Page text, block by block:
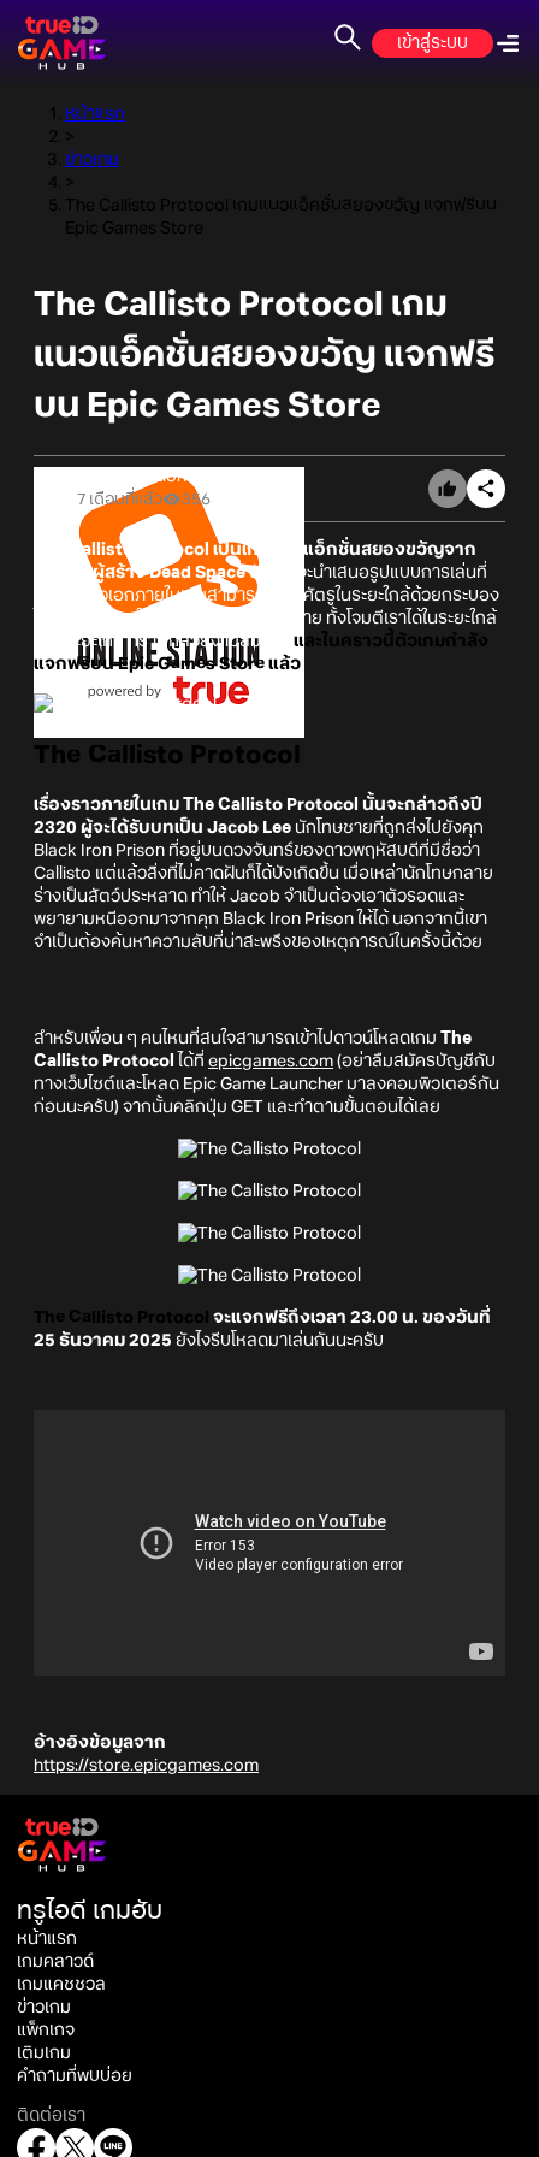
เข้าสู่ระบบ
หน้าแรก
>
ข่าวเกม
>
The Callisto Protocol เกมแนวแอ็คชั่นสยองขวัญ แจกฟรีบน
Epic Games Store
The Callisto Protocol เกม
แนวแอ็คชั่นสยองขวัญ แจกฟรี
บน Epic Games Store
Online Station
7 เดือนที่แล้ว
356
The Callisto Protocol เป็นเกมแนวแอ็กชั่นสยองขวัญจาก
อดีตทีมผู้สร้าง Dead Spaceตัวเกมจะนำเสนอรูปแบบการเล่นที่
ท้าทาย ตัวเอกภายในเกมสามารถโจมตีศัตรูในระยะใกล้ด้วยกระบอง
ไฟฟ้า ศัตรูภายในเกมก็มีความหลากหลาย ทั้งโจมตีเราได้ในระยะใกล้
หรือระยะไกล กราฟิกสวยงามสมจริง และในคราวนี้ตัวเกมกำลัง
แจกฟรีบน Epic Games Store แล้ว
The Callisto Protocol
เรื่องราวภายในเกม The Callisto Protocol นั้นจะกล่าวถึงปี
2320 ผู้จะได้รับบทเป็น Jacob Lee นักโทษชายที่ถูกส่งไปยังคุก
Black Iron Prison ที่อยู่บนดวงจันทร์ของดาวพฤหัสบดีที่มีชื่อว่า
Callisto แต่แล้วสิ่งที่ไม่คาดฝันก็ได้บังเกิดขึ้น เมื่อเหล่านักโทษกลาย
ร่างเป็นสัตว์ประหลาด ทำให้ Jacob จำเป็นต้องเอาตัวรอดและ
พยายามหนีออกมาจากคุก Black Iron Prison ให้ได้ นอกจากนี้เขา
จำเป็นต้องค้นหาความลับที่น่าสะพรึงของเหตุการณ์ในครั้งนี้ด้วย
สำหรับเพื่อน ๆ คนไหนที่สนใจสามารถเข้าไปดาวน์โหลดเกม
The
Callisto Protocol ได้ที่ epicgames.com (อย่าลืมสมัครบัญชีกับ
ทางเว็บไซต์และโหลด Epic Game Launcher มาลงคอมพิวเตอร์กัน
ก่อนนะครับ) จากนั้นคลิกปุ่ม GET และทำตามขั้นตอนได้เลย
The Callisto Protocol จะแจกฟรีถึงเวลา 23.00 น. ของวันที่
25 ธันวาคม 2025 ยังไงรีบโหลดมาเล่นกันนะครับ
อ้างอิงข้อมูลจาก
https://store.epicgames.com
ทรูไอดี เกมฮับ
หน้าแรก
เกมคลาวด์
เกมแคชชวล
ข่าวเกม
แพ็กเกจ
เติมเกม
คำถามที่พบบ่อย
ติดต่อเรา